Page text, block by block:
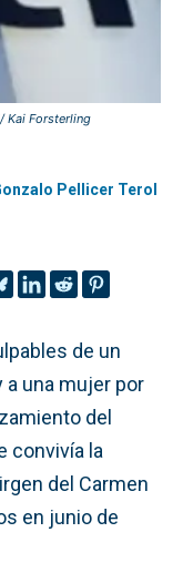
Kai Forsterling
Pellicer Terol
de un
a una mujer por
del
convivía la
del Carmen
en junio de